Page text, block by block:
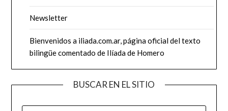
Newsletter
Bienvenidos a iliada.com.ar, página oficial del texto
bilingüe comentado de Ilíada de Homero
BUSCAR EN EL SITIO